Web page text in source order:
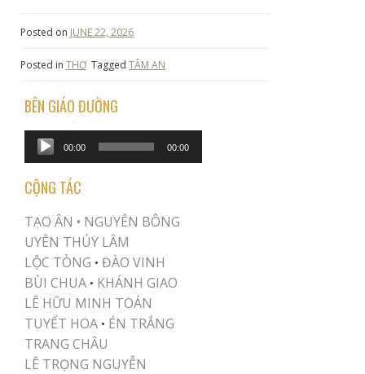
Posted on JUNE 22, 2026
Posted in THƠ Tagged TÂM AN
BÊN GIÁO ĐƯỜNG
Audio
Player
00:00 00:00
CỘNG TÁC
TẠO ÂN • NGUYÊN BÔNG
UYÊN THÚY LÂM
LỘC TÒNG • ĐÀO VINH
BÙI CHUA • KHÁNH GIAO
LÊ HỮU MINH TOÁN
TUYẾT HOA • ÉN TRẮNG
TRANG CHÂU
LÊ TRỌNG NGUYỄN